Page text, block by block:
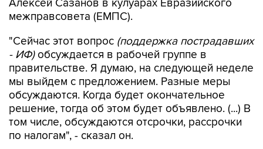
"Сейчас этот вопрос(поддержка пострадавших
правительстве. Я думаю, на следующей неделе
мы выйдем с предложением. Разные меры
обсуждаются. Когда будет окончательное
решение, тогда об этом будет объявлено. (...) В
том числе, обсуждаются отсрочки, рассрочки
по налогам", - сказал он.
Отвечая на вопрос, на какой период